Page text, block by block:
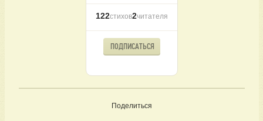
122стихов2читателя
ПОДПИСАТЬСЯ
Поделиться